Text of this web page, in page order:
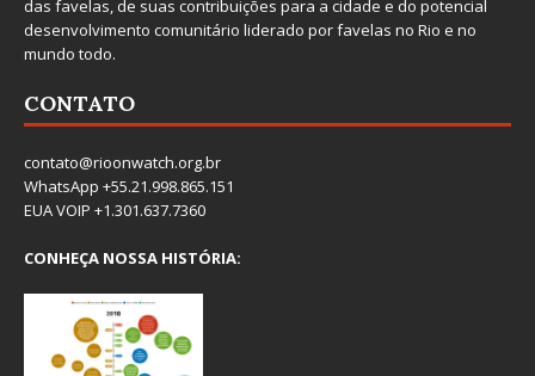
das favelas, de suas contribuições para a cidade e do potencial
desenvolvimento comunitário liderado por favelas no Rio e no
mundo todo.
CONTATO
contato@rioonwatch.org.br
WhatsApp +55.21.998.865.151
EUA VOIP +1.301.637.7360
CONHEÇA NOSSA HISTÓRIA: